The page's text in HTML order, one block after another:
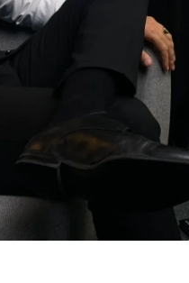
sjældent nu om dage! 3) Live-
sessions! Det har gjort
mig, da jeg sad med 4 andre
personer til den månedlige
session, hvor jeg fik lov til at
min tidligere tilgang, hvorefter
Shervin gav mig konkrete
jeg allerede implementerede
efter - med stor effekt. Jeg
have fortsat som jeg altid
gjort, men i stedet tog jeg et
at investere i at blive en bedre
sælger med selvsamme
gøre det, for bedre at kunne